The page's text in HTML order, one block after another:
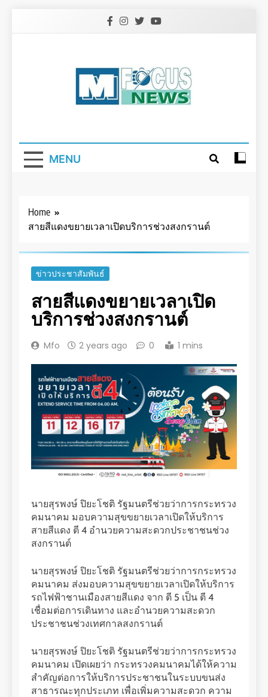
MENU
Home
สายสีแดงขยายเวลาเปิดบริการช่วงสงกรานต์
ข่าวประชาสัมพันธ์
สายสีแดงขยายเวลาเปิด
บริการช่วงสงกรานต์
Mfo 2 years ago 0 1 mins
นายสุรพงษ์ ปิยะโชติ รัฐมนตรีช่วยว่าการกระทรวง
คมนาคม มอบความสุขขยายเวลาเปิดให้บริการ
สายสีแดง ตี 4 อำนวยความสะดวกประชาชนช่วง
สงกรานต์
นายสุรพงษ์ ปิยะโชติ รัฐมนตรีช่วยว่าการกระทรวง
คมนาคม ส่งมอบความสุขขยายเวลาเปิดให้บริการ
รถไฟฟ้าชานเมืองสายสีแดง จาก ตี 5 เป็น ตี 4
เชื่อมต่อการเดินทาง และอำนวยความสะดวก
ประชาชนช่วงเทศกาลสงกรานต์
นายสุรพงษ์ ปิยะโชติ รัฐมนตรีช่วยว่าการกระทรวง
คมนาคม เปิดเผยว่า กระทรวงคมนาคมได้ให้ความ
สำคัญต่อการให้บริการประชาชนในระบบขนส่ง
สาธารณะทุกประเภท เพื่อเพิ่มความสะดวก ความ